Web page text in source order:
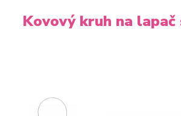
Kovový kruh na